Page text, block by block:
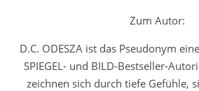
Zum Autor:
D.C. ODESZA ist das Pseudonym
SPIEGEL- und BILD-Bestseller-
zeichnen sich durch tiefe Gefühle,